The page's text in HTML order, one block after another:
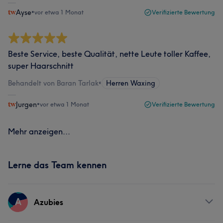
Ayse•vor etwa 1 Monat Verifizierte Bewertung
Beste Service, beste Qualität, nette Leute toller Kaffee,
super Haarschnitt
Behandelt von Baran Tarlak• Herren Waxing
Jurgen•vor etwa 1 Monat Verifizierte Bewertung
Mehr anzeigen...
Lerne das Team kennen
A Azubies